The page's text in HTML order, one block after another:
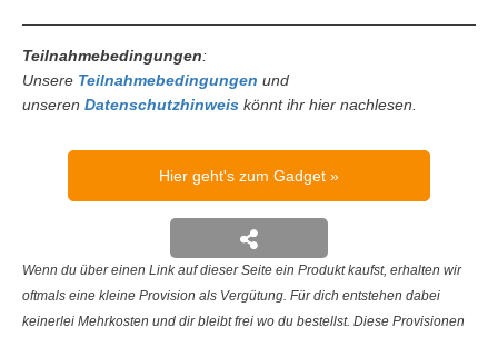
Teilnahmebedingungen:
Unsere Teilnahmebedingungen und
unseren Datenschutzhinweis könnt ihr hier nachlesen.
Hier geht's zum Gadget
Wenn du über einen Link auf dieser Seite ein Produkt kaufst, erhalten wir
oftmals eine kleine Provision als Vergütung. Für dich entstehen dabei
keinerlei Mehrkosten und dir bleibt frei wo du bestellst. Diese Provisionen